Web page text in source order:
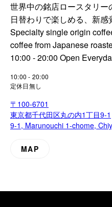
世界中の銘店ロースタリ
日替わりで楽しめる、新感
Specialty single origin
coffee from Japanese
10:00 - 20:00 Open
10:00 - 20:00
定休日無し
〒100-6701
東京都千代田区丸の内1丁目9-1
9-1, Marunouchi 1-chome,
MAP